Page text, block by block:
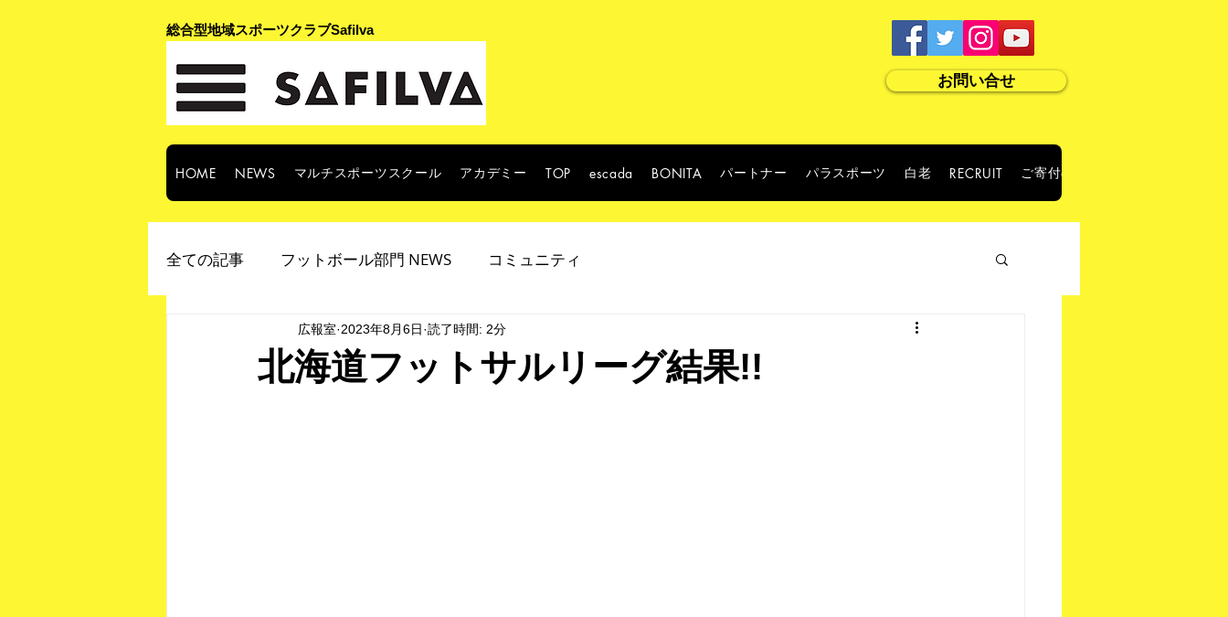
​総合型地域スポーツクラブSafilva
お問い合せ
HOME NEWS マルチスポーツスクール アカデミー TOP escada BONITA パートナー パラスポーツ 白老 RECRUIT ご寄付のお願い
全ての記事 フットボール部門 NEWS コミュニティ
北海道フットサルリーグ結果!!
広報室 2023年8月6日 読了時間: 2分